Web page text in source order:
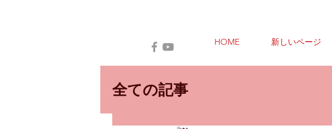
HOME 新しいページ
全ての記事